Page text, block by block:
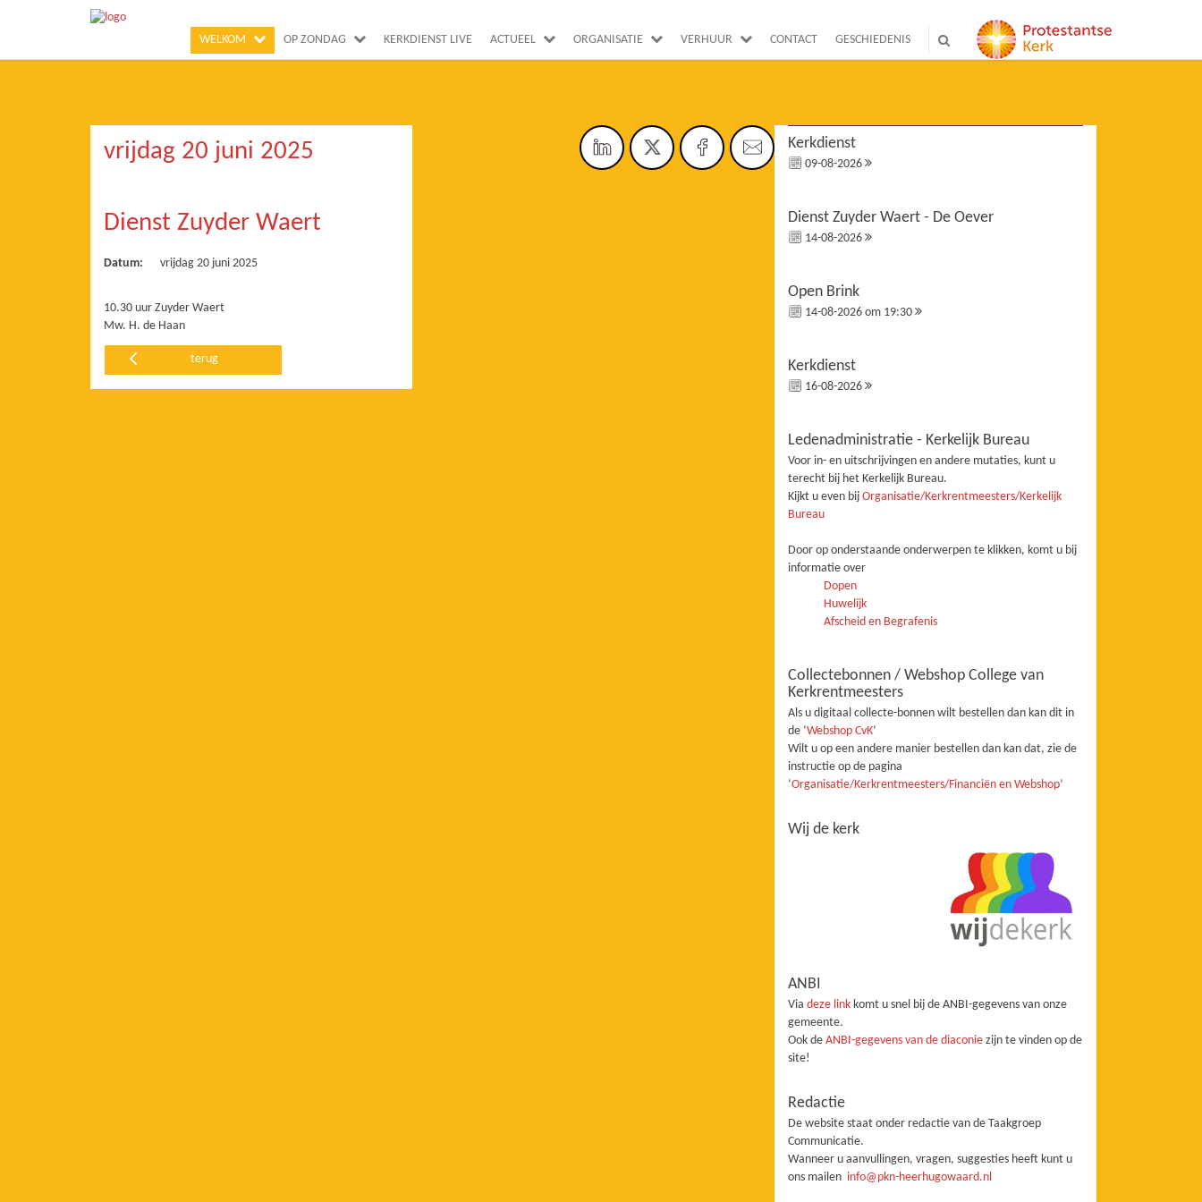
WELKOM OP ZONDAG KERKDIENST LIVE ACTUEEL ORGANISATIE VERHUUR CONTACT GESCHIEDENIS
vrijdag 20 juni 2025
Dienst Zuyder Waert
Datum: vrijdag 20 juni 2025
10.30 uur Zuyder Waert
Mw. H. de Haan
terug
Kerkdienst
09-08-2026
Dienst Zuyder Waert - De Oever
14-08-2026
Open Brink
14-08-2026 om 19:30
Kerkdienst
16-08-2026
Ledenadministratie - Kerkelijk Bureau
Voor in- en uitschrijvingen en andere mutaties, kunt u
terecht bij het Kerkelijk Bureau.
Kijkt u even bijOrganisatie/Kerkrentmeesters/Kerkelijk
Bureau
Door op onderstaande onderwerpen te klikken, komt u bij
informatie over
Dopen
Huwelijk
Afscheid en Begrafenis
Collectebonnen / Webshop College van
Kerkrentmeesters
Als u digitaal collecte-bonnen wilt bestellen dan kan dit in
de ‘Webshop CvK’
Wilt u op een andere manier bestellen dan kan dat, zie de
instructie op de pagina
‘Organisatie/Kerkrentmeesters/Financiën en Webshop’
Wij de kerk
ANBI
Viadeze link komt u snel bij de ANBI-gegevens van onze
gemeente.
Ook deANBI-gegevens van de diaconiezijn te vinden op de
site!
Redactie
De website staat onder redactie van de Taakgroep
Communicatie.
Wanneer u aanvullingen, vragen, suggesties heeft kunt u
ons mailen info@pkn-heerhugowaard.nl